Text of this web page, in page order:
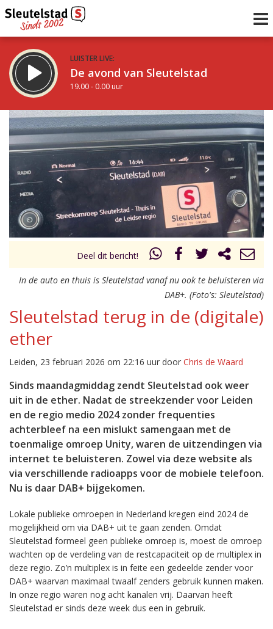
LUISTER LIVE:
De avond van Sleutelstad
19.00 - 0.00 uur
STRAKS:
De nacht van Sleutelstad
0.00 - 6.00 uur
Vorig uur
uur 1 van 0 Volgend uur
Deel dit bericht!
In de auto en thuis is Sleutelstad vanaf nu ook te beluisteren via
DAB+. (Foto's: Sleutelstad)
Sleutelstad terug in de (digitale)
ether
Leiden, 23 februari 2026 om 22:16 uur door Chris de Waard
Sinds maandagmiddag zendt Sleutelstad ook weer
uit in de ether. Nadat de streekzender voor Leiden
en de regio medio 2024 zonder frequenties
achterbleef na een mislukt samengaan met de
toenmalige omroep Unity, waren de uitzendingen via
internet te beluisteren. Zowel via deze website als
via verschillende radioapps voor de mobiele telefoon.
Nu is daar DAB+ bijgekomen.
Lokale publieke omroepen in Nederland kregen eind 2024 de
mogelijkheid om via DAB+ uit te gaan zenden. Omdat
Sleutelstad formeel geen publieke omroep is, moest de omroep
wachten op de verdeling van de restcapaciteit op de multiplex in
deze regio. Zo’n multiplex is in feite een gedeelde zender voor
DAB+ waarvan maximaal twaalf zenders gebruik kunnen maken.
In onze regio waren nog acht kanalen vrij. Daarvan heeft
Sleutelstad er sinds deze week dus een in gebruik.